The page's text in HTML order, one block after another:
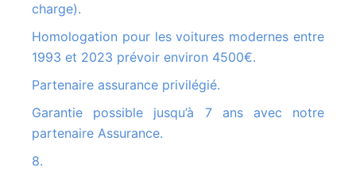
charge).
Homologation pour les voitures modernes entre
1993 et 2023 prévoir environ 4500€.
Partenaire assurance privilégié.
Garantie possible jusqu’à 7 ans avec notre
partenaire Assurance.
8.